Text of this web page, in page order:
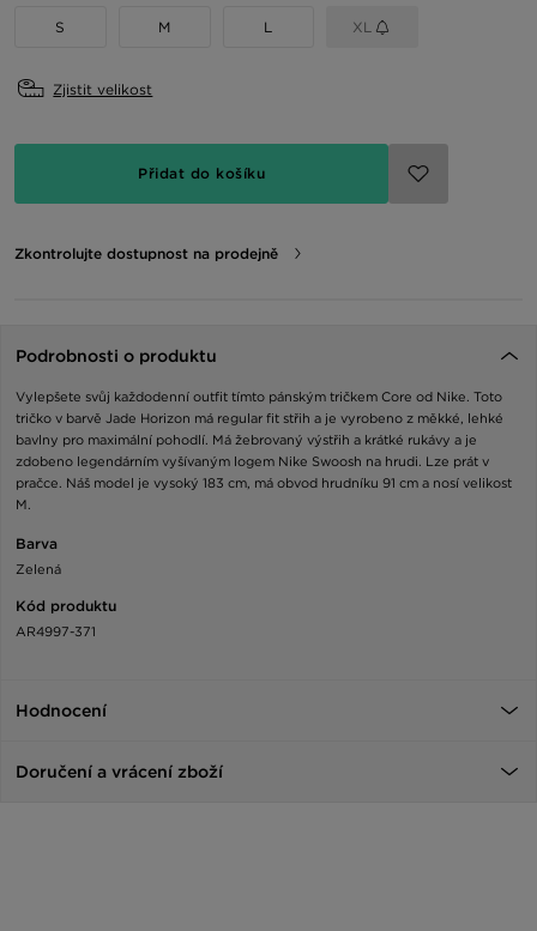
S M L XL
Zjistit velikost
Přidat do košíku
Zkontrolujte dostupnost na prodejně
Podrobnosti o produktu
Vylepšete svůj každodenní outfit tímto pánským tričkem Core od Nike. Toto
tričko v barvě Jade Horizon má regular fit střih a je vyrobeno z měkké, lehké
bavlny pro maximální pohodlí. Má žebrovaný výstřih a krátké rukávy a je
zdobeno legendárním vyšívaným logem Nike Swoosh na hrudi. Lze prát v
pračce. Náš model je vysoký 183 cm, má obvod hrudníku 91 cm a nosí velikost
M.
Barva
Zelená
Kód produktu
AR4997-371
Hodnocení
Doručení a vrácení zboží